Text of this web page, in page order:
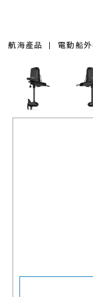
航海產品 電動船
Force